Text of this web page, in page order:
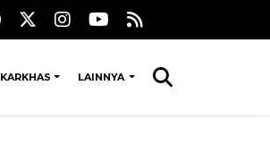
KARKHAS LAINNYA